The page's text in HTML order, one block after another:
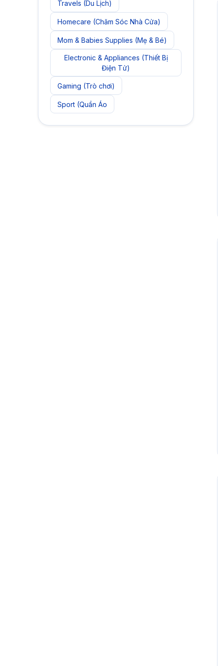
Travels (Du Lịch)
Homecare (Chăm Sóc Nhà Cửa)
Mom & Babies Supplies (Mẹ & Bé)
Electronic & Appliances (Thiết Bị
Điện Tử)
Gaming (Trò chơi)
Sport (Quần Áo